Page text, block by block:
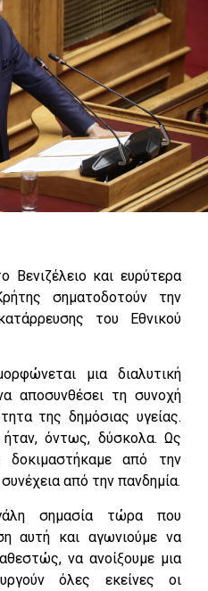
Βενιζέλειο και ευρύτερα
σηματοδοτούν την
του Εθνικού
μια διαλυτική
αποσυνθέσει τη συνοχή
της δημόσιας υγείας.
όντως, δύσκολα. Ως
από την
από την πανδημία.
σημασία τώρα που
αυτή και αγωνιούμε να
να ανοίξουμε μια
όλες εκείνες οι